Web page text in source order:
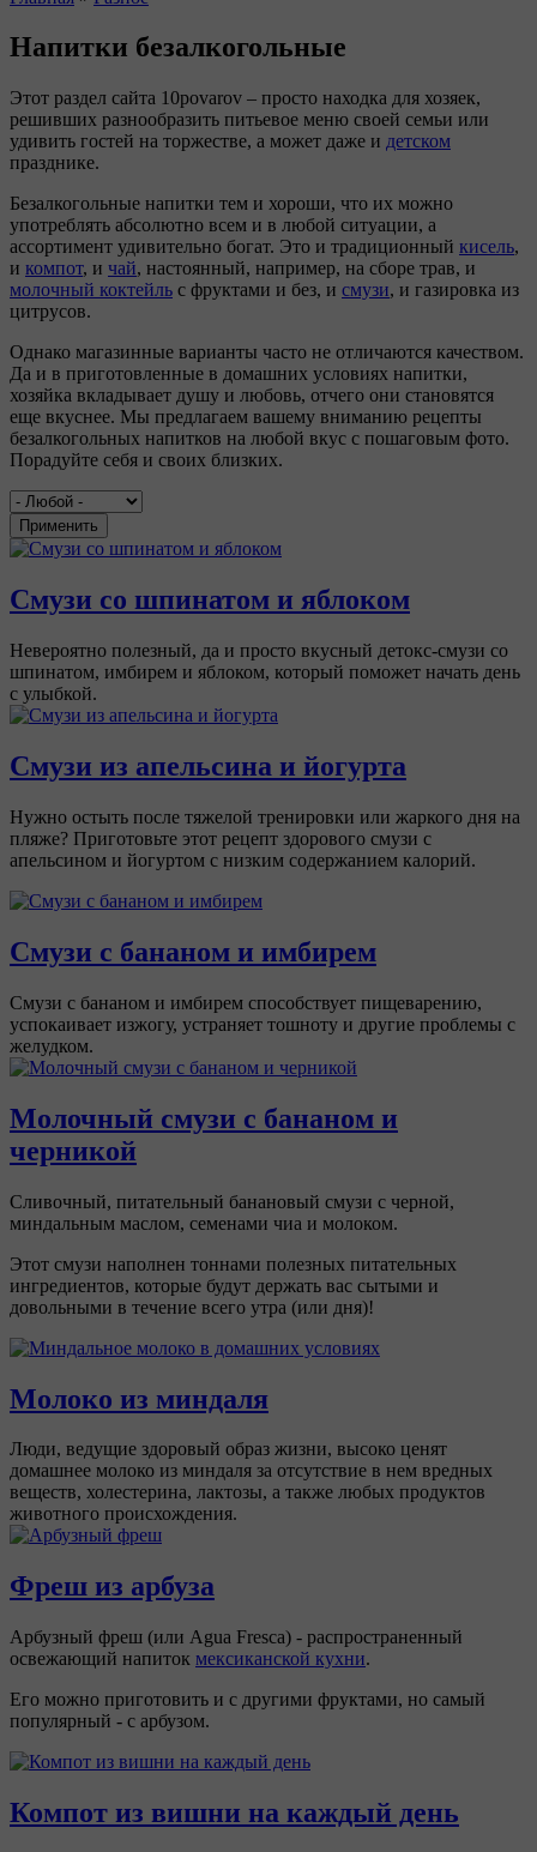
Напитки безалкогольные
Этот раздел сайта 10povarov – просто находка для хозяек,
решивших разнообразить питьевое меню своей семьи или
удивить гостей на торжестве, а может даже и детском
празднике.
Безалкогольные напитки тем и хороши, что их можно
употреблять абсолютно всем и в любой ситуации, а
ассортимент удивительно богат. Это и традиционный кисель,
и компот, и чай, настоянный, например, на сборе трав, и
молочный коктейль с фруктами и без, и смузи, и газировка из
цитрусов.
Однако магазинные варианты часто не отличаются качеством.
Да и в приготовленные в домашних условиях напитки,
хозяйка вкладывает душу и любовь, отчего они становятся
еще вкуснее. Мы предлагаем вашему вниманию рецепты
безалкогольных напитков на любой вкус с пошаговым фото.
Порадуйте себя и своих близких.
Применить
Смузи со шпинатом и яблоком
Невероятно полезный, да и просто вкусный детокс-смузи со
шпинатом, имбирем и яблоком, который поможет начать день
с улыбкой.
Смузи из апельсина и йогурта
Нужно остыть после тяжелой тренировки или жаркого дня на
пляже? Приготовьте этот рецепт здорового смузи с
апельсином и йогуртом с низким содержанием калорий.
Смузи с бананом и имбирем
Смузи с бананом и имбирем способствует пищеварению,
успокаивает изжогу, устраняет тошноту и другие проблемы с
желудком.
Молочный смузи с бананом и
черникой
Сливочный, питательный банановый смузи с черной,
миндальным маслом, семенами чиа и молоком.
Этот смузи наполнен тоннами полезных питательных
ингредиентов, которые будут держать вас сытыми и
довольными в течение всего утра (или дня)!
Молоко из миндаля
Люди, ведущие здоровый образ жизни, высоко ценят
домашнее молоко из миндаля за отсутствие в нем вредных
веществ, холестерина, лактозы, а также любых продуктов
животного происхождения.
Фреш из арбуза
Арбузный фреш (или Agua Fresca) - распространенный
освежающий напиток мексиканской кухни.
Его можно приготовить и с другими фруктами, но самый
популярный - с арбузом.
Компот из вишни на каждый день